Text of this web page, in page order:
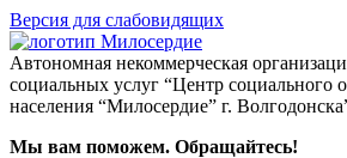
Версия для слабовидящих
Автономная некоммерческая
социальных услуг “Центр социального
населения “Милосердие” г.
Мы вам поможем. Обращайтесь!